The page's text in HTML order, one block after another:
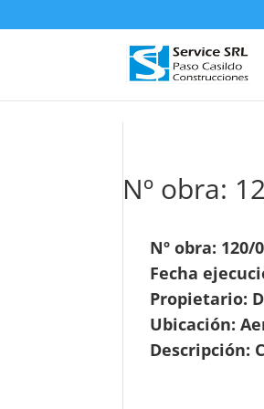
Nº obra:
Nº obra: 120/
Fecha
Propietario:
Ubicación:
Descripción: